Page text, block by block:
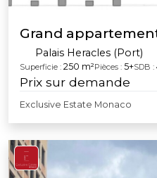
Grand
Palais Heracles (Port)
Superficie : 250 m²Pièces : 5+SDB :
Prix sur demande
Exclusive Estate Monaco